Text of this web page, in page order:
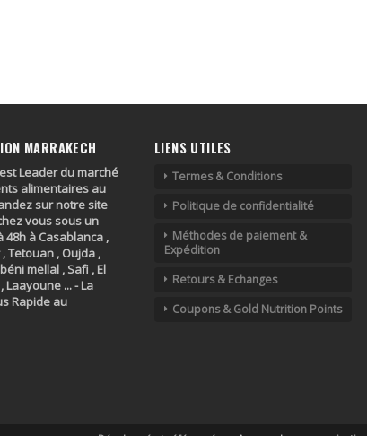
MARRAKECH
Leader du marché
alimentaires au
sur notre site
vous sous un
48h à Casablanca ,
Tetouan , Oujda ,
mellal , Safi , El
Laayoune ... - La
Rapide au
LIENS UTILES
Termes & Conditions
Politique de confidentialité
Méthodes de paiement &
Expédition
Retours & Echanges
Coupons & Gold Nutrition Points